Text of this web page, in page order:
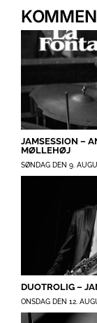
content
JAMSESSION –
MØLLEHØJ
SØNDAG DEN 9.
DUOTROLIG –
ONSDAG DEN 12.